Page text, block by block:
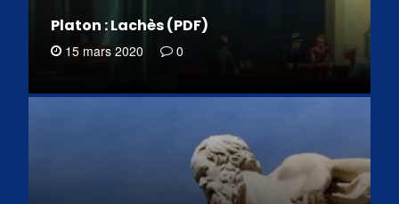
Platon : Lachès (PDF)
15 mars 2020 0